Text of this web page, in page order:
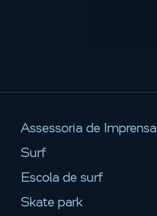
Assessoria de Imprensa
Surf
Escola de surf
Skate park